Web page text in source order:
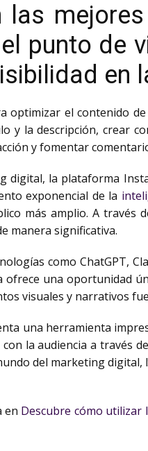
las
punto de
en
optimizar el contenido
y la descripción, crear
y fomentar
digital, la plataforma
exponencial de la
más amplio. A través
manera significativa.
como ChatGPT,
ofrece una oportunidad
visuales y narrativos
una herramienta
la audiencia a través
del marketing
en Descubre cómo utilizar